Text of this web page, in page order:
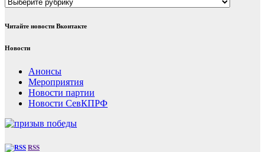
Читайте новости Вконтакте
Новости
Анонсы
Мероприятия
Новости партии
Новости СевКПРФ
RSS